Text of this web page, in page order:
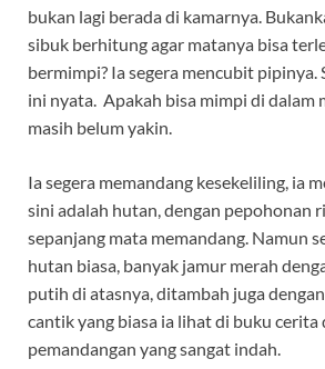
bukan lagi berada di kamarnya.
sibuk berhitung agar matanya bisa
bermimpi? Ia segera mencubit pipinya.
ini nyata. Apakah bisa mimpi di dalam
masih belum yakin.
Ia segera memandang kesekeliling, ia
sini adalah hutan, dengan pepohonan
sepanjang mata memandang. Namun
hutan biasa, banyak jamur merah
putih di atasnya, ditambah juga
cantik yang biasa ia lihat di buku cerita
pemandangan yang sangat indah.